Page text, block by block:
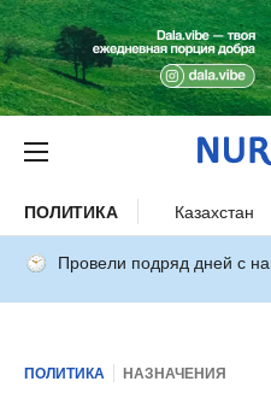
ПОЛИТИКА Казахстан
Провели подряд дней с
ПОЛИТИКА НАЗНАЧЕНИЯ